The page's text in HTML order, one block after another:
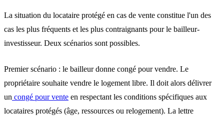
La situation du locataire protégé en cas de vente constitue l'un des
cas les plus fréquents et les plus contraignants pour le bailleur-
investisseur. Deux scénarios sont possibles.
Premier scénario : le bailleur donne congé pour vendre. Le
propriétaire souhaite vendre le logement libre. Il doit alors délivrer
un congé pour vente en respectant les conditions spécifiques aux
locataires protégés (âge, ressources ou relogement). La lettre